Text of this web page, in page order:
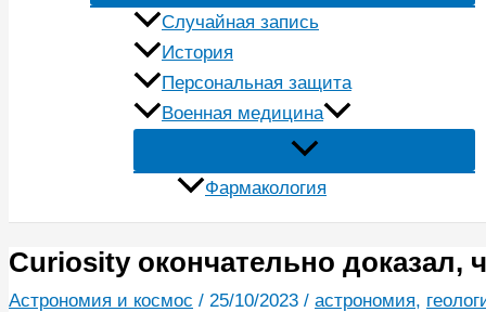
Случайная запись
История
Персональная защита
Военная медицина
Фармакология
Curiosity окончательно доказал,
Астрономия и космос / 25/10/2023 / астрономия,